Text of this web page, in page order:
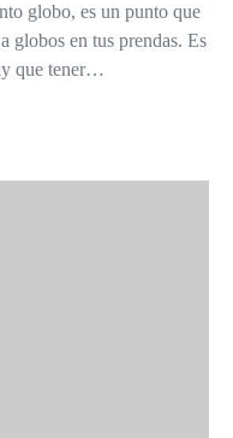
globo, es un punto que
globos en tus prendas. Es
que tener…